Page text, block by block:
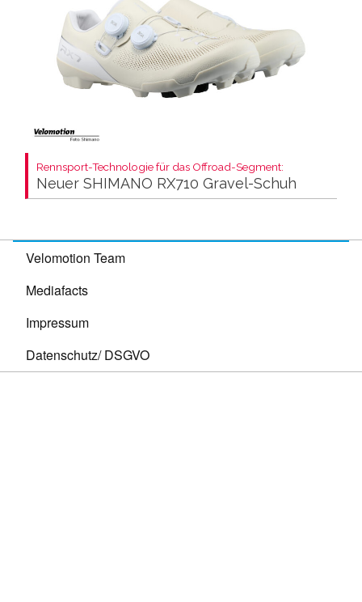
Rennsport-Technologie für das Offroad-Segment:
Neuer SHIMANO RX710 Gravel-Schuh
Velomotion Team
Mediafacts
Impressum
Datenschutz/ DSGVO